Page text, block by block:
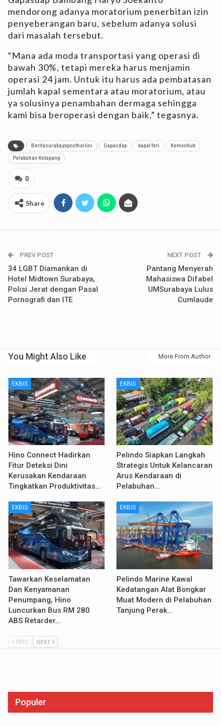
mendorong adanya moratorium penerbitan izin
penyeberangan baru, sebelum adanya solusi
dari masalah tersebut.
“Mana ada moda transportasi yang operasi di
bawah 30%, tetapi mereka harus menjamin
operasi 24 jam. Untuk itu harus ada pembatasan
jumlah kapal sementara atau moratorium, atau
ya solusinya penambahan dermaga sehingga
kami bisa beroperasi dengan baik,” tegasnya.
Beritasurabayaposthariini Gapasdap kapal feri Kemenhub
Pelabuhan Ketapang
0
Share
PREV POST
34 LGBT Diamankan di
Hotel Midtown Surabaya,
Polisi Jerat dengan Pasal
Pornografi dan ITE
NEXT POST
Pantang Menyerah
Mahasiswa Difabel
UMSurabaya Lulus
Cumlaude
You Might Also Like More From Author
EKBIS
Hino Connect Hadirkan
Fitur Deteksi Dini
Kerusakan Kendaraan
Tingkatkan Produktivitas…
EKBIS
Pelindo Siapkan Langkah
Strategis Untuk Kelancaran
Arus Kendaraan di
Pelabuhan…
EKBIS
Tawarkan Keselamatan
Dan Kenyamanan
Penumpang, Hino
Luncurkan Bus RM 280
ABS Retarder…
EKBIS
Pelindo Marine Kawal
Kedatangan Alat Bongkar
Muat Modern di Pelabuhan
Tanjung Perak…
PREV NEXT
Populer